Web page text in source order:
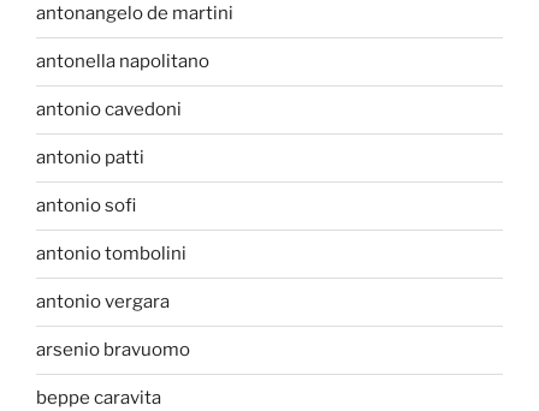
antonangelo de martini
antonella napolitano
antonio cavedoni
antonio patti
antonio sofi
antonio tombolini
antonio vergara
arsenio bravuomo
beppe caravita